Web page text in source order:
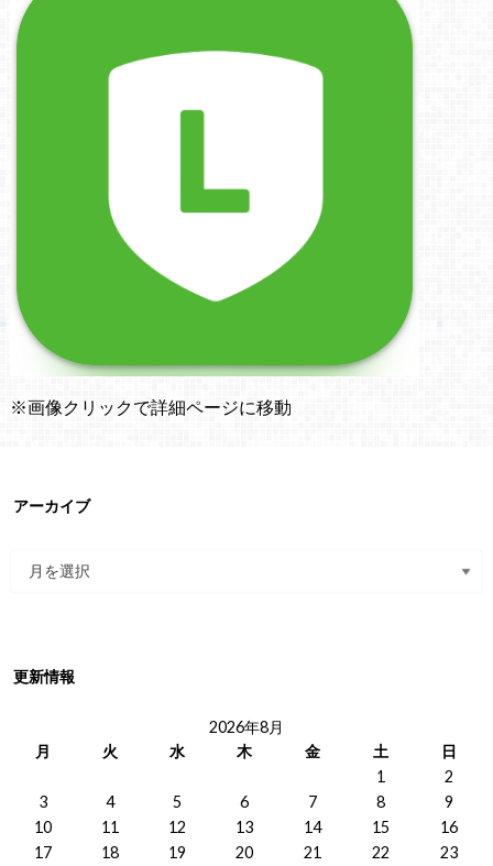
※画像クリックで詳細ページに移動
アーカイブ
更新情報
2026年8月
月
火 水 木 金 土
日
1
2
3
4 5 6 7 8
9
10
11 12 13 14 15
16
17
18 19 20 21 22 23